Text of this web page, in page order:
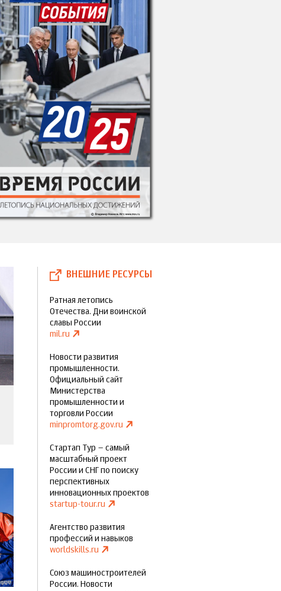
ВНЕШНИЕ РЕСУРСЫ
Ратная летопись
Отечества. Дни воинской
славы России
mil.ru
Новости развития
промышленности.
Официальный сайт
Министерства
промышленности и
торговли России
minpromtorg.gov.ru
Стартап Тур – самый
масштабный проект
России и СНГ по поиску
перспективных
инновационных проектов
startup-tour.ru
Агентство развития
профессий и навыков
worldskills.ru
Союз машиностроителей
России. Новости